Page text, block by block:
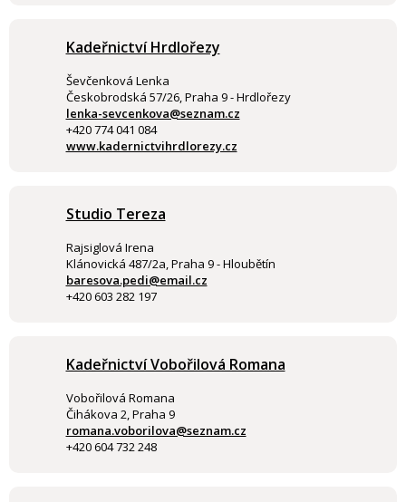
Kadeřnictví Hrdlořezy
Ševčenková Lenka
Českobrodská 57/26, Praha 9 - Hrdlořezy
lenka-sevcenkova@seznam.cz
+420 774 041 084
www.kadernictvihrdlorezy.cz
Studio Tereza
Rajsiglová Irena
Klánovická 487/2a, Praha 9 - Hloubětín
baresova.pedi@email.cz
+420 603 282 197
Kadeřnictví Vobořilová Romana
Vobořilová Romana
Čihákova 2, Praha 9
romana.voborilova@seznam.cz
+420 604 732 248